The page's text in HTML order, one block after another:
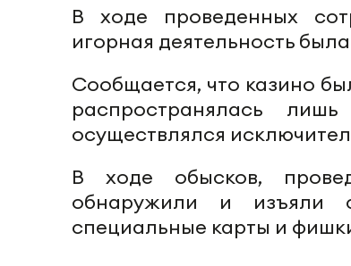
В ходе проведенных
игорная деятельность
Сообщается, что казино
распространялась
осуществлялся
В ходе обысков,
обнаружили и изъяли
специальные карты и